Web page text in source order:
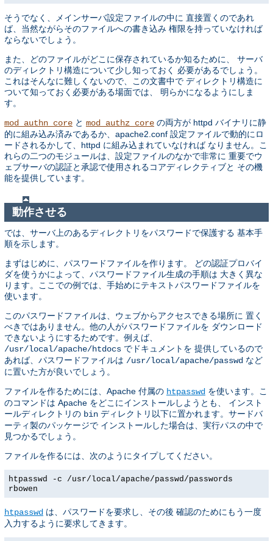
そうでなく、メインサーバ設定ファイルの中に 直接置くのであれ
ば、当然ながらそのファイルへの書き込み 権限を持っていなければ
ならないでしょう。
また、どのファイルがどこに保存されているか知るために、 サーバ
のディレクトリ構造について少し知っておく 必要があるでしょう。
これはそんなに難しくないので、この文書中で ディレクトリ構造に
ついて知っておく必要がある場面では、 明らかになるようにしま
す。
mod_authn_core と mod_authz_core の両方が httpd バイナリに静
的に組み込み済みであるか、apache2.conf 設定ファイルで動的にロ
ードされるかして、httpd に組み込まれていなければ なりません。こ
れらの二つのモジュールは、設定ファイルのなかで非常に 重要でウ
ェブサーバの認証と承認で使用されるコアディレクティブと その機
能を提供しています。
動作させる
では、サーバ上のあるディレクトリをパスワードで保護する 基本手
順を示します。
まずはじめに、パスワードファイルを作ります。 どの認証プロバイ
ダを使うかによって、パスワードファイル生成の手順は 大きく異な
ります。ここでの例では、手始めにテキストパスワードファイルを
使います。
このパスワードファイルは、ウェブからアクセスできる場所に 置く
べきではありません。他の人がパスワードファイルを ダウンロード
できないようにするためです。例えば、
/usr/local/apache/htdocs でドキュメントを 提供しているので
あれば、パスワードファイルは /usr/local/apache/passwd など
に置いた方が良いでしょう。
ファイルを作るためには、Apache 付属の htpasswd を使います。こ
のコマンドは Apache をどこにインストールしようとも、 インスト
ールディレクトリの bin ディレクトリ以下に置かれます。サードバ
ーティ製のパッケージで インストールした場合は、実行パスの中で
見つかるでしょう。
ファイルを作るには、次のようにタイプしてください。
htpasswd -c /usr/local/apache/passwd/passwords
rbowen
htpasswd は、パスワードを要求し、その後 確認のためにもう一度
入力するように要求してきます。